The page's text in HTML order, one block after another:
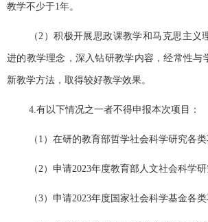
教学不少于1年。
（2 ）积极开展思政课教学和马克思主义
进的教学理念，深入钻研教学内容，经常性与
新教学方法，取得较好教学效果。
4.有以下情况之一者不得申报本次项目：
（1 ）在研的教育部哲学社会科学研究各类
（2）申请2023年度教育部人文社会科学研
（3）申请2023年度国家社会科学基金各类